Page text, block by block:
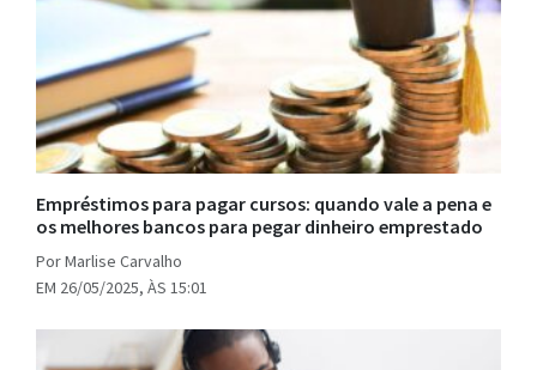
Empréstimos para pagar cursos: quando vale a pena e
os melhores bancos para pegar dinheiro emprestado
Por Marlise Carvalho
EM 26/05/2025, ÀS 15:01